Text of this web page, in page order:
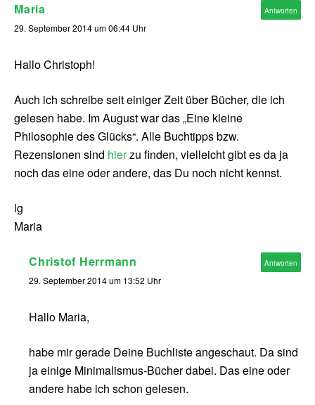
Maria
29. September 2014 um 06:44 Uhr
Hallo Christoph!
Auch ich schreibe seit einiger Zeit über Bücher, die ich
gelesen habe. Im August war das „Eine kleine
Philosophie des Glücks“. Alle Buchtipps bzw.
Rezensionen sind hierzu finden, vielleicht gibt es da ja
noch das eine oder andere, das Du noch nicht kennst.
lg
Maria
Antworten
Christof Herrmann
29. September 2014 um 13:52 Uhr
Hallo Maria,
habe mir gerade Deine Buchliste angeschaut. Da sind
ja einige Minimalismus-Bücher dabei. Das eine oder
andere habe ich schon gelesen.
Antworten